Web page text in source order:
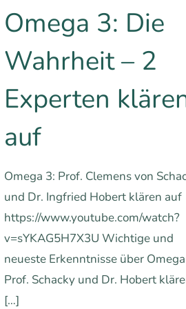
Omega 3: Die
Wahrheit – 2
Experten
auf
Omega 3: Prof. Clemens von
und Dr. Ingfried Hobert klären auf
https://www.youtube.com/watch?
v=sYKAG5H7X3U Wichtige und
neueste Erkenntnisse über
Prof. Schacky und Dr. Hobert
[…]